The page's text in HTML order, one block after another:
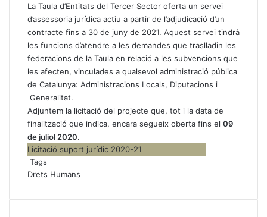
La Taula d’Entitats del Tercer Sector oferta un servei
d’assessoria jurídica actiu a partir de l’adjudicació d’un
contracte fins a 30 de juny de 2021. Aquest servei tindrà
les funcions d’atendre a les demandes que traslladin les
federacions de la Taula en relació a les subvencions que
les afecten, vinculades a qualsevol administració pública
de Catalunya: Administracions Locals, Diputacions i
Generalitat.
Adjuntem la licitació del projecte que, tot i la data de
finalització que indica, encara segueix oberta fins el 09
de juliol 2020.
Licitació suport jurídic 2020-21
Tags
Drets Humans